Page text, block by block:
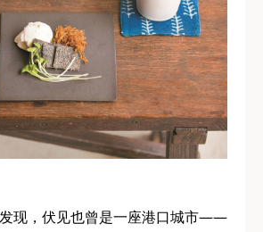
现，伏见也曾是一座港口城市——